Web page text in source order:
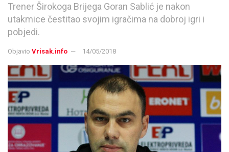
Trener Širokoga Brijega Goran Sablić je nakon
utakmice čestitao svojim igračima na dobroj igri i
pobjedi.
Objavio Vrisak.info 14/05/2018